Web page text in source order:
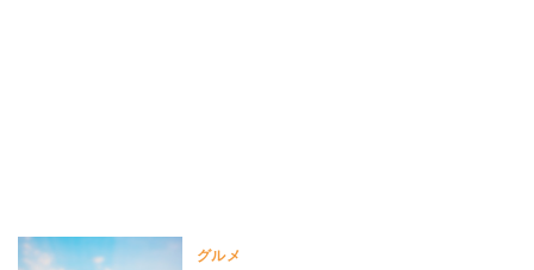
グルメ